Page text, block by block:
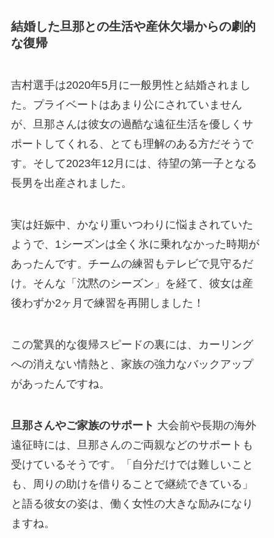
結婚した旦那との生活や産休欠場からの劇的
な復帰
吉村選手は2020年5月に一般男性と結婚されまし
た。プライベートはあまり公にされていません
が、旦那さんは彼女の過酷な遠征生活を優しくサ
ポートしてくれる、とても理解のある方だそうで
す。そして2023年12月には、待望の第一子となる
長男を出産されました。
実は妊娠中、かなり重いつわりに悩まされていた
ようで、1シーズンは全く氷に乗れなかった時期が
あったんです。チームの練習もテレビで見守るだ
け。そんな「沈黙のシーズン」を経て、彼女は産
後わずか2ヶ月で練習を再開しました！
この驚異的な復帰スピードの裏には、カーリング
への消えない情熱と、家族の強力なバックアップ
があったんですね。
旦那さんやご家族のサポート 大会前や長期の海外
遠征時には、旦那さんのご両親などのサポートも
受けているそうです。「自分だけでは難しいこと
も、周りの助けを借りることで継続できている」
と語る彼女の姿は、働く女性の大きな励みになり
ますね。